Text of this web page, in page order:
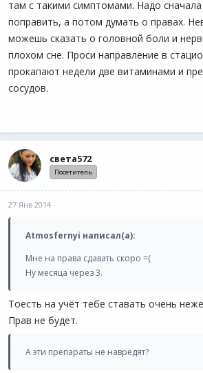
там с такими симптомами. Надо
поправить, а потом думать о правах.
можешь сказать о головной боли и
плохом сне. Проси направление в
прокапают недели две витаминами и
сосудов.
света572
Посетитель
27 Янв 2014
Atmosfernyi написал(а):
Мне на права сдавать скоро =(
Ну месяца через 3.
Тоесть на учёт тебе ставать очень
Прав не будет.
А эти препараты не навредят?